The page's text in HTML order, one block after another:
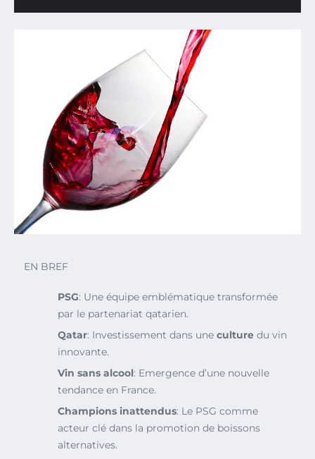
EN BREF
PSG: Une équipe emblématique transformée
par le partenariat qatarien.
Qatar: Investissement dans une culture du vin
innovante.
Vin sans alcool: Emergence d’une nouvelle
tendance en France.
Champions inattendus: Le PSG comme
acteur clé dans la promotion de boissons
alternatives.